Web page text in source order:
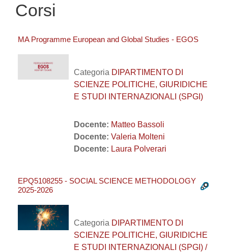
Corsi
MA Programme European and Global Studies - EGOS
Categoria DIPARTIMENTO DI
SCIENZE POLITICHE, GIURIDICHE
E STUDI INTERNAZIONALI (SPGI)
Docente: Matteo Bassoli
Docente: Valeria Molteni
Docente: Laura Polverari
EPQ5108255 - SOCIAL SCIENCE METHODOLOGY
2025-2026
Categoria DIPARTIMENTO DI
SCIENZE POLITICHE, GIURIDICHE
E STUDI INTERNAZIONALI (SPGI) /